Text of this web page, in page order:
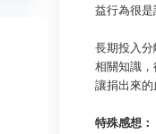
益行為很是
長期投入
相關知識
讓捐出來
特殊感想：